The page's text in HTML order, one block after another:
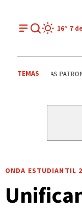
16° 7 de
TEMASFIESTAS
ONDA ESTUDIANTIL